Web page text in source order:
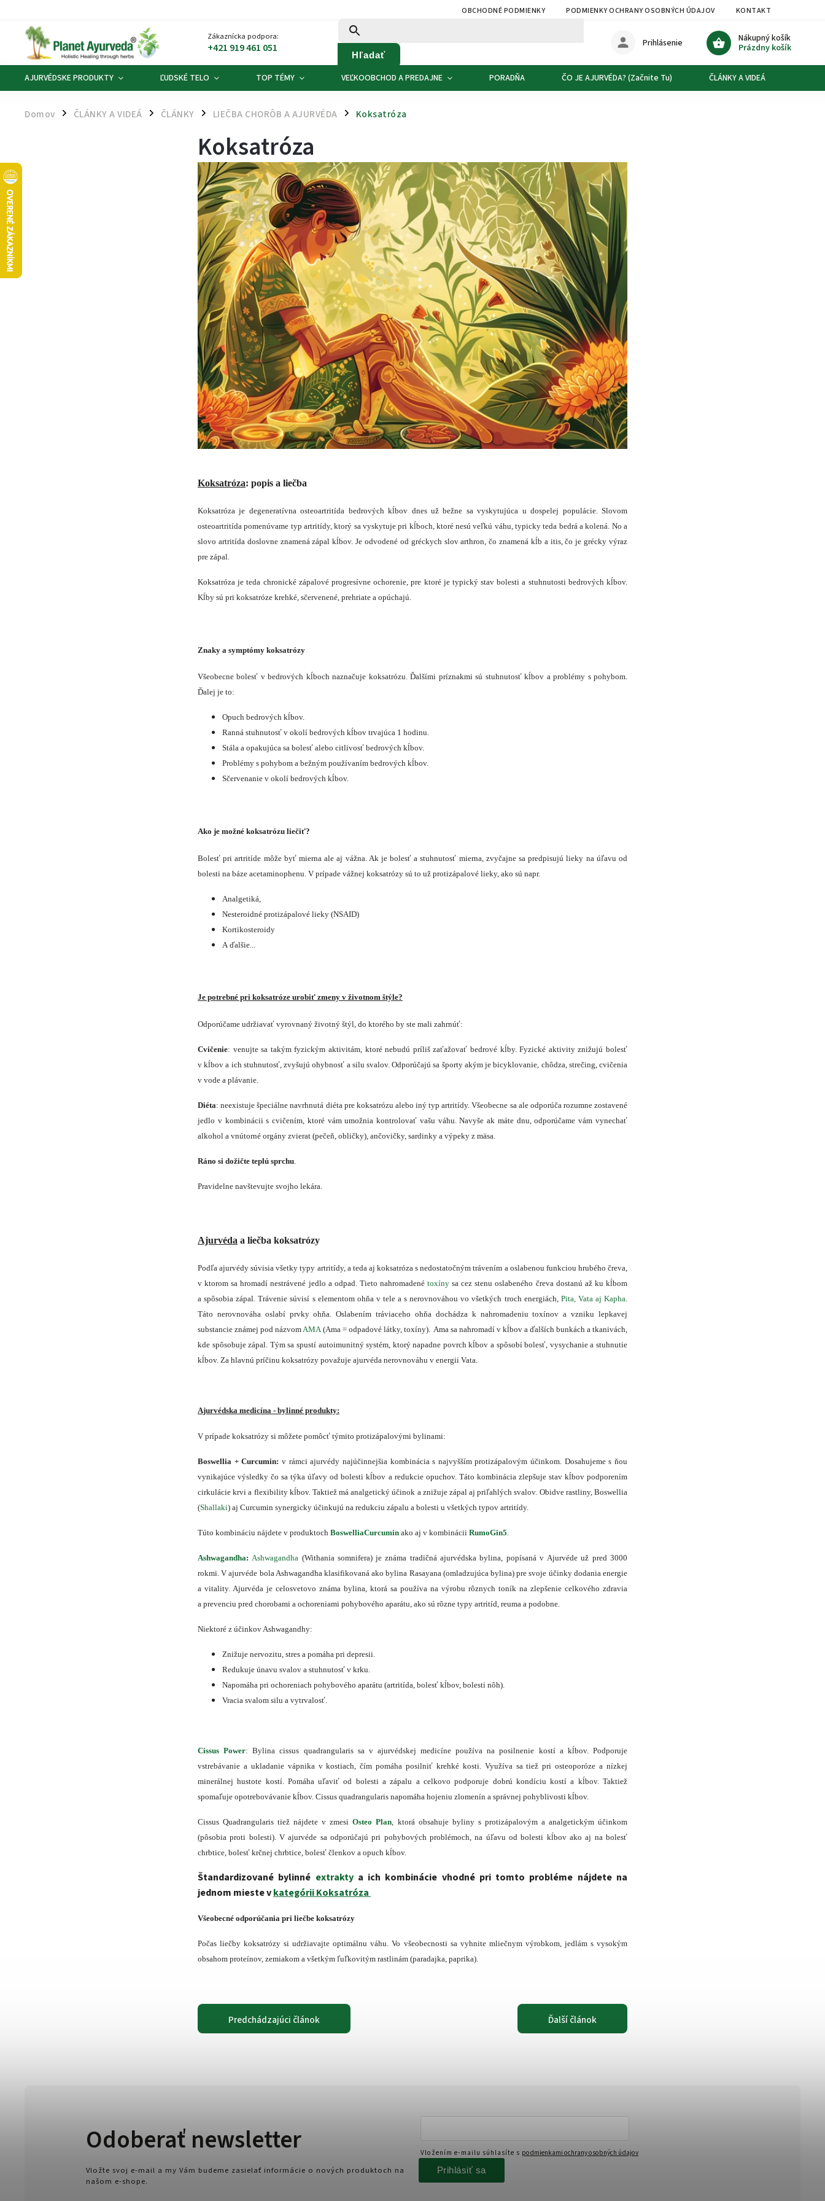
OBCHODNÉ PODMIENKY PODMIENKY OCHRANY OSOBNÝCH ÚDAJOV KONTAKT
Zákaznícka podpora:
+421 919 461 051 Hľadať
Nákupný košík
Prázdny košík
Prihlásenie
AJURVÉDSKE PRODUKTY ĽUDSKÉ TELO TOP TÉMY VEĽKOOBCHOD A PREDAJNE PORADŇA ČO JE AJURVÉDA? (Začnite Tu) ČLÁNKY A VIDEÁ
Domov / ČLÁNKY A VIDEÁ / ČLÁNKY / LIEČBA CHORÔB A AJURVÉDA / Koksatróza
Koksatróza
Koksatróza: popis a liečba
Koksatróza je degeneratívna osteoartritída bedrových kĺbov dnes už bežne sa vyskytujúca u dospelej populácie. Slovom
osteoartritída pomenúvame typ artritídy, ktorý sa vyskytuje pri kĺboch, ktoré nesú veľkú váhu, typicky teda bedrá a kolená. No a
slovo artritída doslovne znamenázápal kĺbov. Je odvodené od gréckych slov arthron, čo znamená kĺb a itis, čo je grécky výraz
pre zápal.
Koksatróza je teda chronické zápalové progresívne ochorenie, pre ktoré je typický stav bolesti a stuhnutosti bedrových kĺbov.
Kĺby sú pri koksatróze krehké, sčervenené, prehriate a opúchajú.
Znaky a symptómy koksatrózy
Všeobecne bolesť v bedrových kĺboch naznačuje koksatrózu. Ďalšími príznakmi sú stuhnutosť kĺbov a problémy s pohybom.
Ďalej je to:
Opuch bedrových kĺbov.
Ranná stuhnutosť v okolí bedrových kĺbov trvajúca 1 hodinu.
Stála a opakujúca sa bolesť alebo citlivosť bedrových kĺbov.
Problémy s pohybom a bežným používaním bedrových kĺbov.
Sčervenanie v okolí bedrových kĺbov.
Ako je možné koksatrózu liečiť?
Bolesť pri artritíde môže byť mierna ale aj vážna. Ak je bolesť a stuhnutosť mierna, zvyčajne sa predpisujú lieky na úľavu od
bolesti na báze acetaminophenu. V prípade vážnej koksatrózy sú to už protizápalové lieky, ako sú napr.
Analgetiká,
Nesteroidné protizápalové lieky (NSAID)
Kortikosteroidy
A ďalšie...
Je potrebné pri koksatróze urobiť zmeny v životnom štýle?
Odporúčame udržiavať vyrovnaný životný štýl, do ktorého by ste mali zahrnúť:
Cvičenie: venujte sa takým fyzickým aktivitám, ktoré nebudú príliš zaťažovať bedrové kĺby. Fyzické aktivity znižujú bolesť
v kĺbov a ich stuhnutosť, zvyšujú ohybnosť a silu svalov. Odporúčajú sa športy akým je bicyklovanie, chôdza, strečing, cvičenia
v vode a plávanie.
Diéta: neexistuje špeciálne navrhnutá diéta pre koksatrózu alebo iný typ artritídy. Všeobecne sa ale odporúča rozumne zostavené
jedlo v kombinácii s cvičením, ktoré vám umožnia kontrolovať vašu váhu. Navyše ak máte dnu, odporúčame vám vynechať
alkohol a vnútorné orgány zvierat (pečeň, obličky), ančovičky, sardinky a výpeky z mäsa.
Ráno si dožičte teplú sprchu.
Pravidelne navštevujte svojho lekára.
Ajurvéda a liečba koksatrózy
Podľa ajurvédy súvisia všetky typy artritídy, a teda aj koksatróza s nedostatočným trávením a oslabenou funkciou hrubého čreva,
v ktorom sa hromadí nestrávené jedlo a odpad. Tieto nahromadenétoxíny sa cez stenu oslabeného čreva dostanú až ku kĺbom
a spôsobia zápal. Trávenie súvisí s elementom ohňa v tele a s nerovnováhou vo všetkých troch energiách, Pita, Vata aj Kapha
Táto nerovnováha oslabí prvky ohňa. Oslabením tráviaceho ohňa dochádza k nahromadeniu toxínov a vzniku lepkavej
substancie známej pod názvom AMA (Ama = odpadové látky, toxíny). Ama sa nahromadí v kĺbov a ďalších bunkách a tkanivách,
kde spôsobuje zápal. Tým sa spustí autoimunitný systém, ktorý napadne povrch kĺbov a spôsobí bolesť, vysychanie a stuhnutie
kĺbov. Za hlavnú príčinu koksatrózy považuje ajurvéda nerovnováhu v energii Vata.
Ajurvédska medicína - bylinné produkty:
V prípade koksatrózy si môžete pomôcť týmito protizápalovými bylinami:
Boswellia + Curcumin: v rámci ajurvédy najúčinnejšia kombinácia s najvyšším protizápalovým účinkom. Dosahujeme s ňou
vynikajúce výsledky čo sa týka úľavy od bolesti kĺbov a redukcie opuchov. Táto kombinácia zlepšuje stav kĺbov podporením
cirkulácie krvi a flexibility kĺbov. Taktiež má analgetický účinok a znižuje zápal aj priľahlých svalov. Obidve rastliny, Boswellia
(Shallaki) aj Curcumin synergicky účinkujú na redukciu zápalu a bolesti u všetkých typov artritídy.
Túto kombináciu nájdete v produktoch BoswelliaCurcumin ako aj v kombinácii RumoGin5
Ashwagandha: Ashwagandha (Withania somnifera) je známa tradičná ajurvédska bylina, popísaná v Ajurvéde už pred 3000
rokmi. V ajurvéde bola Ashwagandha klasifikovaná ako bylina Rasayana (omladzujúca bylina) pre svoje účinky dodania energie
a vitality. Ajurvéda je celosvetovo známa bylina, ktorá sa používa na výrobu rôznych toník na zlepšenie celkového zdravia
a prevenciu pred chorobami a ochoreniami pohybového aparátu, ako sú rôzne typy artritíd, reuma a podobne.
Niektoré z účinkov Ashwagandhy:
Znižuje nervozitu, stres a pomáha pri depresii.
Redukuje únavu svalov a stuhnutosť v krku.
Napomáha pri ochoreniach pohybového aparátu (artritída, bolesť kĺbov, bolesti nôh).
Vracia svalom silu a vytrvalosť.
Cissus Power:Bylina cissus quadrangularissa v ajurvédskej medicíne používa na posilnenie kostí a kĺbov. Podporuje
vstrebávanie a ukladanie vápnika v kostiach, čím pomáha posilniť krehké kosti. Využíva sa tiež pri osteoporóze a nízkej
minerálnej hustote kostí. Pomáha uľaviť od bolesti a zápalu a celkovo podporuje dobrú kondíciu kostí a kĺbov. Taktiež
spomaľuje opotrebovávanie kĺbov. Cissus quadrangularis napomáha hojeniu zlomenín a správnej pohyblivosti kĺbov.
Cissus Quadrangularis tiež nájdete v zmesiOsteo Plan , ktorá obsahuje byliny s protizápalovým a analgetickým účinkom
(pôsobia proti bolesti). V ajurvéde sa odporúčajú pri pohybových problémoch, na úľavu od bolesti kĺbov ako aj na bolesť
chrbtice, bolesť krčnej chrbtice, bolesť členkov a opuch kĺbov.
Štandardizované bylinné extraktya ich kombinácie vhodné pri tomto probléme nájdete na
jednom mieste vkategórii Koksatróza
Všeobecné odporúčania pri liečbe koksatrózy
Počas liečby koksatrózy si udržiavajte optimálnu váhu. Vo všeobecnosti sa vyhnite mliečnym výrobkom, jedlám s vysokým
obsahom proteínov, zemiakom a všetkým ľuľkovitým rastlinám (paradajka, paprika).
Predchádzajúci článok Ďalší článok
Odoberať newsletter
Vložte svoj e-mail a my Vám budeme zasielať informácie o nových produktoch na
našom e-shope.
Vložením e-mailu súhlasíte s podmienkami ochrany osobných údajov
Prihlásiť sa